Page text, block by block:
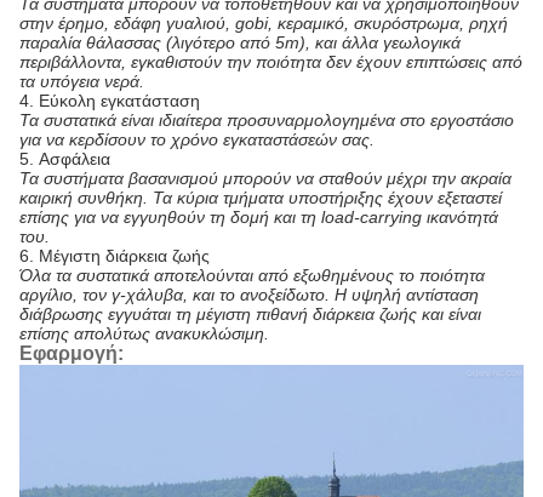
στην έρημο, εδάφη γυαλιού, gobi, κεραμικό, σκυρόστρωμα, ρηχή
παραλία θάλασσας (λιγότερο από 5m), και άλλα γεωλογικά
περιβάλλοντα, εγκαθιστούν την ποιότητα δεν έχουν επιπτώσεις από
τα υπόγεια νερά.
4. Εύκολη εγκατάσταση
Τα συστατικά είναι ιδιαίτερα προσυναρμολογημένα στο εργοστάσιο
για να κερδίσουν το χρόνο εγκαταστάσεών σας.
5. Ασφάλεια
Τα συστήματα βασανισμού μπορούν να σταθούν μέχρι την ακραία
καιρική συνθήκη. Τα κύρια τμήματα υποστήριξης έχουν εξεταστεί
επίσης για να εγγυηθούν τη δομή και τη load-carrying ικανότητά
του.
6. Μέγιστη διάρκεια ζωής
Όλα τα συστατικά αποτελούνται από εξωθημένους το ποιότητα
αργίλιο, τον γ-χάλυβα, και το ανοξείδωτο. Η υψηλή αντίσταση
διάβρωσης εγγυάται τη μέγιστη πιθανή διάρκεια ζωής και είναι
επίσης απολύτως ανακυκλώσιμη.
Εφαρμογή: